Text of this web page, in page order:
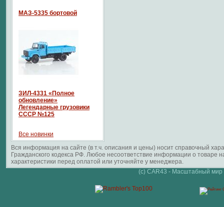
МАЗ-5335 бортовой
ЗИЛ-4331 «Полное
обновление»
Легендарные грузовики
СССР №125
Все новинки
Вся информация на сайте (в т.ч. описания и цены) носит справочный
Гражданского кодекса РФ. Любое несоответствие информации о
характеристики перед оплатой или уточняйте у менеджера.
(c) CAR43 - Масштабный мир